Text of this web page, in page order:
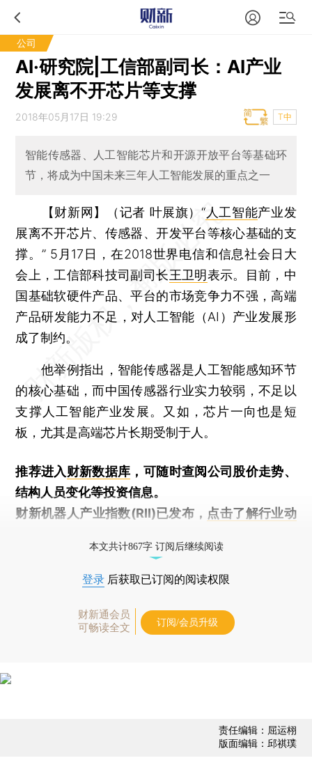
公司
AI·研究院|工信部副司长：AI产业
发展离不开芯片等支撑
2018年05月17日 19:29 T中
智能传感器、人工智能芯片和开源开放平台等基础环
节，将成为中国未来三年人工智能发展的重点之一
【财新网】（记者 叶展旗）“ 人工智能产业发
展离不开芯片、传感器、开发平台等核心基础的支
撑。” 5月17日，在2018世界电信和信息社会日大
会上，工信部科技司副司长王卫明表示。目前，中
国基础软硬件产品、平台的市场竞争力不强，高端
产品研发能力不足，对人工智能（AI）产业发展形
成了制约。
他举例指出，智能传感器是人工智能感知环节
的核心基础，而中国传感器行业实力较弱，不足以
支撑人工智能产业发展。又如，芯片一向也是短
板，尤其是高端芯片长期受制于人。
推荐进入财新数据库 ，可随时查阅公司股价走势、
结构人员变化等投资信息。
财新机器人产业指数(RII)已发布， 点击了解行业动
本文共计867字 订阅后继续阅读
登录 后获取已订阅的阅读权限
财新通会员
可畅读全文
订阅/会员升级
责任编辑：屈运栩
版面编辑：邱祺璞